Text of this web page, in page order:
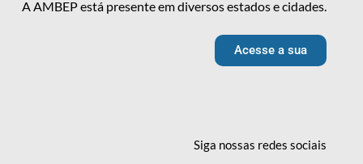
A AMBEP está presente em diversos estados e cidades.
Acesse a sua
Siga nossas redessociais